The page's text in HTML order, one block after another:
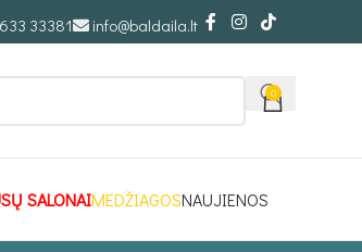
33381 info@baldaila.lt
0
SALONAIMEDŽIAGOSNAUJIENOS